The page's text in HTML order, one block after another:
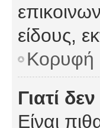
είδους,
Κορυφή
Γιατί
Είναι